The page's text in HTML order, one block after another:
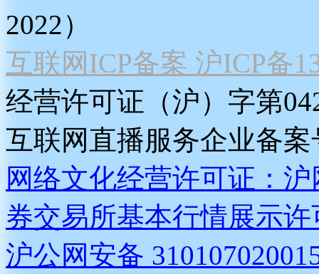
2022）
互联网ICP备案 沪ICP备
经营许可证（沪）字第
互联网直播服务企业备案
网络文化经营许可证：
券交易所基本行情展示许
沪公网安备